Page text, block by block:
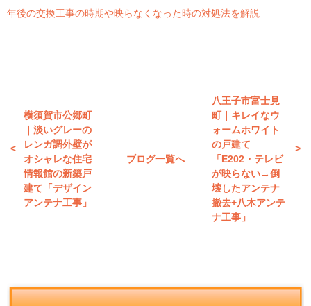
年後の交換工事の時期や映らなくなった時の対処法を解説
横須賀市公郷町
｜淡いグレーの
レンガ調外壁が
オシャレな住宅
情報館の新築戸
建て「デザイン
アンテナ工事」
ブログ一覧へ
八王子市富士見
町｜キレイなウ
ォームホワイト
の戸建て
「E202・テレビ
が映らない→倒
壊したアンテナ
撤去+八木アンテ
ナ工事」